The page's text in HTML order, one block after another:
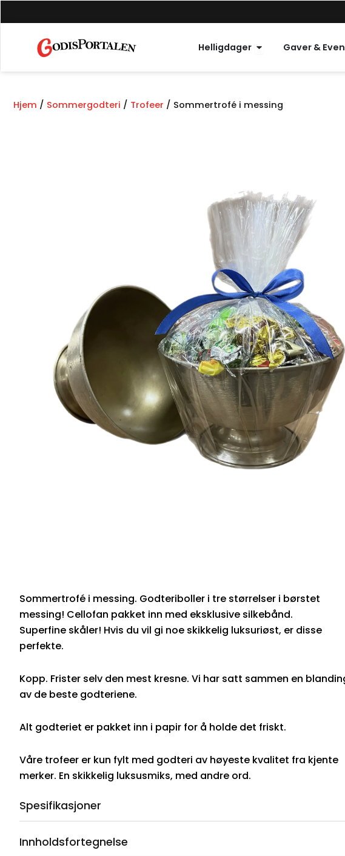
til
Helligdager Åpne helligdager
Gaver &
Hjem / Sommergodteri / Trofeer / Sommertrofé i messing
Sommertrofé i messing. Godteriboller i tre størrelser i børstet
messing! Cellofan pakket inn med eksklusive silkebånd.
Superfine skåler! Hvis du vil gi noe skikkelig luksuriøst, er disse
perfekte.
Kopp. Frister selv den mest kresne. Vi har satt sammen en
av de beste godteriene.
Alt godteriet er pakket inn i papir for å holde det friskt.
Våre trofeer er kun fylt med godteri av høyeste kvalitet fra kjente
merker. En skikkelig luksusmiks, med andre ord.
Spesifikasjoner
Innholdsfortegnelse